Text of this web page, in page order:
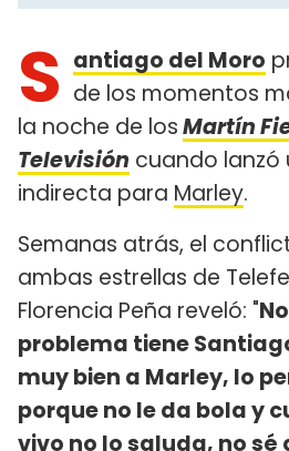
S antiago del Moro
de los momentos
la noche de losMartín
Televisión cuando lanzó
indirecta para Marley.
Semanas atrás, el
ambas estrellas de
Florencia Peña reveló: "
problema tiene
muy bien a Marley, lo
porque no le da bola y
vivo no lo saluda, no sé